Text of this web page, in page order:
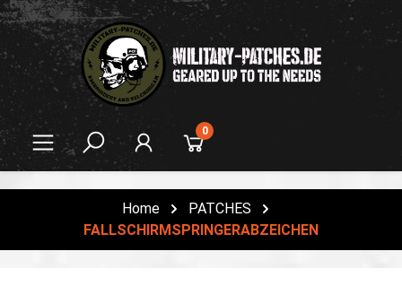
springen
0
Home
PATCHES
FALLSCHIRMSPRINGERABZEICHEN